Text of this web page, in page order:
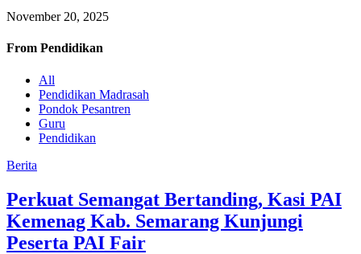
November 20, 2025
From Pendidikan
All
Pendidikan Madrasah
Pondok Pesantren
Guru
Pendidikan
Berita
Perkuat Semangat Bertanding, Kasi PAI
Kemenag Kab. Semarang Kunjungi
Peserta PAI Fair